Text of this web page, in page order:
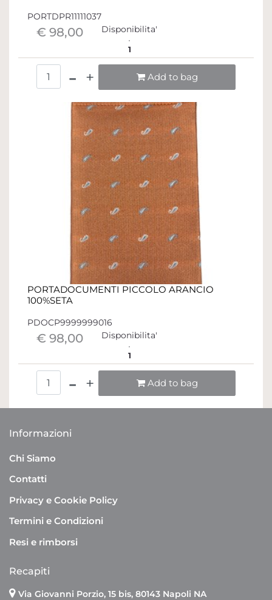
PORTDPR11111037
€ 98,00 Disponibilita'
1
Add to bag
PORTADOCUMENTI PICCOLO ARANCIO
100%SETA
PDOCP9999999016
€ 98,00 Disponibilita'
1
Add to bag
Informazioni
Chi Siamo
Contatti
Privacy e Cookie Policy
Termini e Condizioni
Resi e rimborsi
Recapiti
Via Giovanni Porzio, 15 bis, 80143 Napoli NA